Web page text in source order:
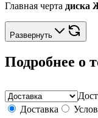
Главная черта диска
Развернуть
Подробнее о
Доставка